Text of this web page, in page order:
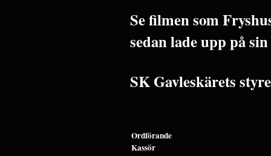
Se filmen som
sedan lade upp på
SK Gavleskärets
Ordförande
Kassör